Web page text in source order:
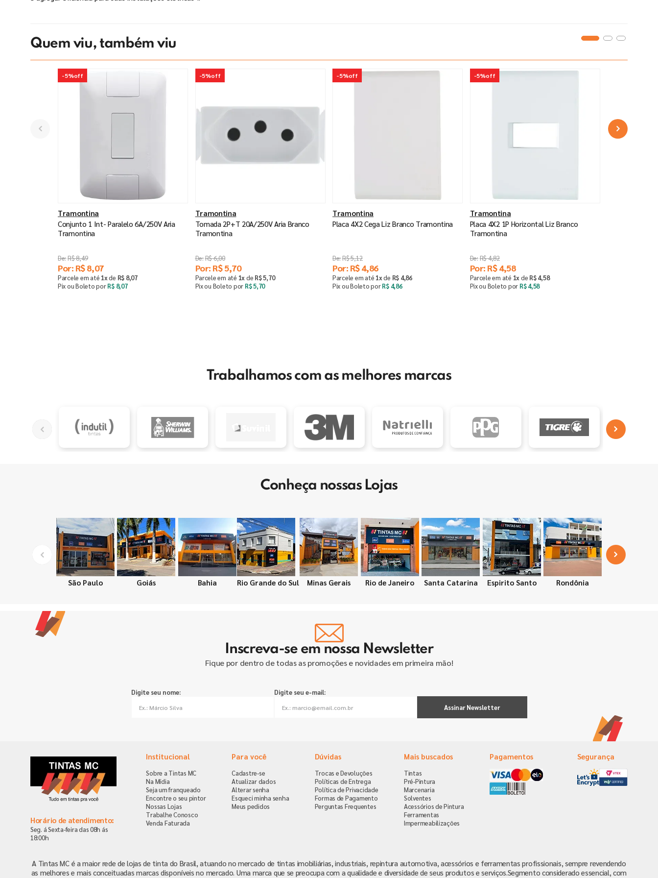
Quem viu, também viu
-5%off
Tramontina
Conjunto 1 Int- Paralelo 6A/250V Aria
Tramontina
R$8,49
Por: R$8,07
Parcele em até 1xde R$ 8,07
Pix ou Boleto porR$ 8,07
-5%off
Tramontina
Tomada 2P+T 20A/250V Aria Branco
Tramontina
R$6,00
Por: R$ 5,70
Parcele em até 1xde R$5,70
Pix ou Boleto por R$5,70
-5%off
Tramontina
Placa 4X2 Cega Liz Branco Tramontina
R$5,12
Por: R$4,86
Parcele em até 1xde R$ 4,86
Pix ou Boleto porR$ 4,86
-5%off
Tramontina
Placa 4X2 1P Horizontal Liz Branco
Tramontina
R$4,82
Por: R$ 4,58
Parcele em até 1xde R$ 4,58
Pix ou Boleto por R$ 4,58
Trabalhamos com as melhores marcas
Conheça nossas Lojas
São Paulo Goiás Bahia Rio Grande do Sul Minas Gerais Rio de Janeiro Santa Catarina Espirito Santo Rondônia
Inscreva-se em nossa Newsletter
Fique por dentro de todas as promoções e novidades em primeira mão!
Digite seu nome:
Digite seu e-mail:
Assinar Newsletter
Horário de atendimento:
Seg. á Sexta-feira das 08h ás
18:00h
Institucional
Sobre a Tintas MC
Na Mídia
Seja um franqueado
Encontre o seu pintor
Nossas Lojas
Trabalhe Conosco
Venda Faturada
Para você
Cadastre-se
Atualizar dados
Alterar senha
Esqueci minha senha
Meus pedidos
Dúvidas
Trocas e Devoluções
Políticas de Entrega
Política de Privacidade
Formas de Pagamento
Perguntas Frequentes
Mais buscados
Tintas
Pré-Pintura
Marcenaria
Solventes
Acessórios de Pintura
Ferramentas
Impermeabilizações
Pagamentos Segurança
A Tintas MC é a maior rede de lojas de tinta do Brasil, atuando no mercado de tintas imobiliárias, industriais, repintura automotiva, acessórios e ferramentas profissionais, sempre revendendo
as melhores e mais conceituadas marcas disponíveis no mercado. Uma marca que se preocupa com a qualidade e diversidade de seus produtos e serviços.Segmento considerado essencial, com